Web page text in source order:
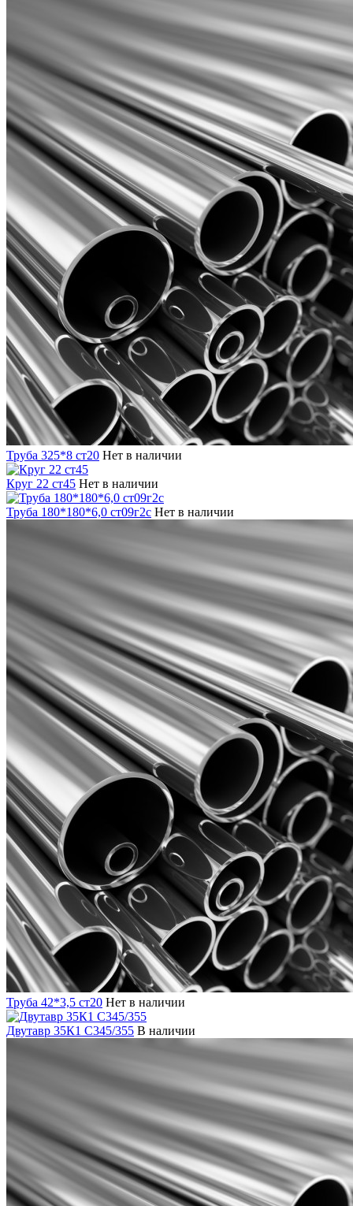
Труба 325*8 ст20 Нет в наличии
Круг 22 ст45 Нет в наличии
Труба 180*180*6,0 ст09г2с Нет в наличии
Труба 42*3,5 ст20 Нет в наличии
Двутавр 35К1 С345/355 В наличии